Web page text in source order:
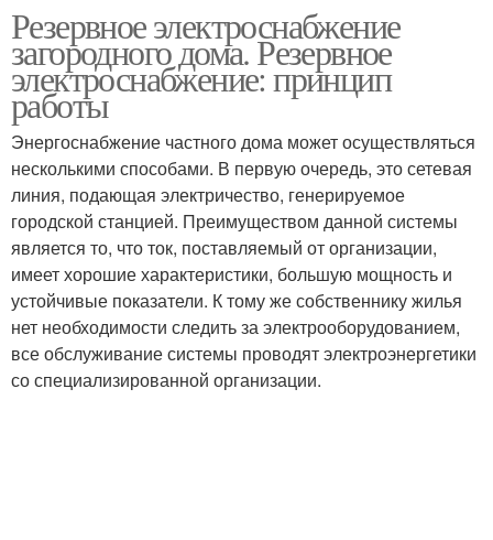
Резервное электроснабжение
загородного дома. Резервное
электроснабжение: принцип
работы
Энергоснабжение частного дома может осуществляться
несколькими способами. В первую очередь, это сетевая
линия, подающая электричество, генерируемое
городской станцией. Преимуществом данной системы
является то, что ток, поставляемый от организации,
имеет хорошие характеристики, большую мощность и
устойчивые показатели. К тому же собственнику жилья
нет необходимости следить за электрооборудованием,
все обслуживание системы проводят электроэнергетики
со специализированной организации.